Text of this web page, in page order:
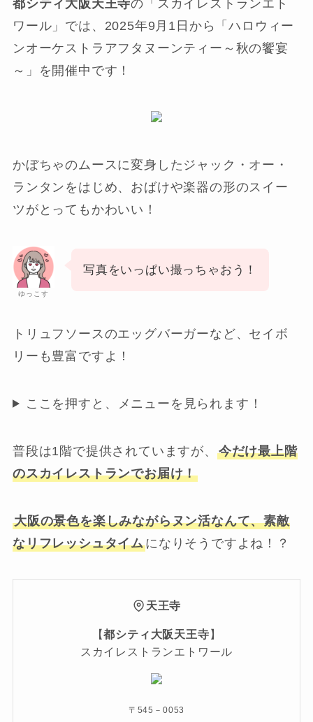
都シティ大阪天王寺の「スカイレストランエト
ワール」では、2025年9月1日から「ハロウィー
ンオーケストラアフタヌーンティー～秋の饗宴
～」を開催中です！
かぼちゃのムースに変身したジャック・オー・
ランタンをはじめ、おばけや楽器の形のスイー
ツがとってもかわいい！
ゆっこす
写真をいっぱい撮っちゃおう！
トリュフソースのエッグバーガーなど、セイボ
リーも豊富ですよ！
ここを押すと、メニューを見られます！
普段は1階で提供されていますが、 今だけ最上階
のスカイレストランでお届け！
大阪の景色を楽しみながらヌン活なんて、素敵
なリフレッシュタイムになりそうですよね！？
天王寺
【都シティ大阪天王寺】
スカイレストランエトワール
〒545－0053